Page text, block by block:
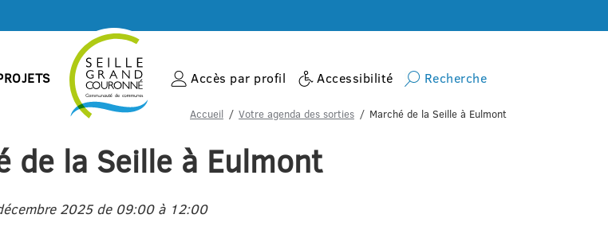
Accès par profil Accessibilité Recherche
Accueil Votre agenda des sorties Marché de la Seille à Eulmont
de la Seille à Eulmont
2025 de 09:00 à 12:00